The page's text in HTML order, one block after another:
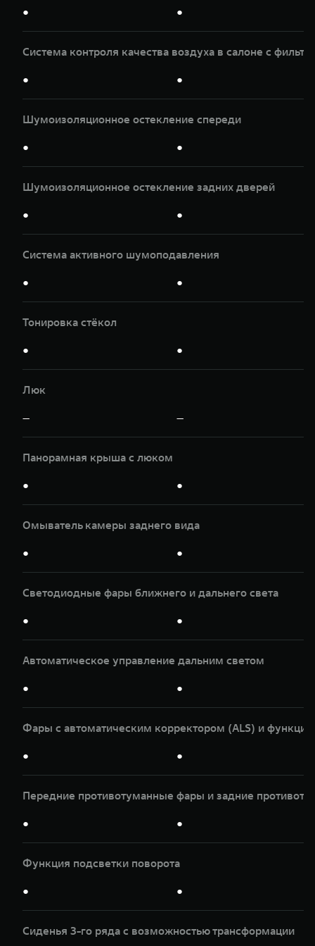
● ●
Система контроля качества воздуха в салоне с
● ●
Шумоизоляционное остекление спереди
● ●
Шумоизоляционное остекление задних дверей
● ●
Система активного шумоподавления
● ●
Тонировка стёкол
● ●
Люк
— —
Панорамная крыша с люком
● ●
Омыватель камеры заднего вида
● ●
Светодиодные фары ближнего и дальнего света
● ●
Автоматическое управление дальним светом
● ●
Фары с автоматическим корректором (ALS) и
● ●
Передние противотуманные фары и задние
● ●
Функция подсветки поворота
● ●
Сиденья 3-го ряда с возможностью трансформации